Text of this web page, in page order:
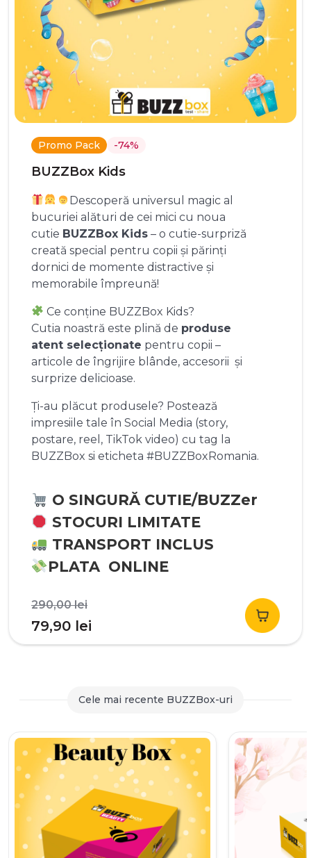
Promo Pack -74%
BUZZBox Kids
Descoperă universul magic al
bucuriei alături de cei mici cu noua
cutie BUZZBox Kids – o cutie-surpriză
creată special pentru copii și părinți
dornici de momente distractive și
memorabile împreună!
Ce conține BUZZBox Kids?
Cutia noastră este plină de produse
atent selecționate pentru copii –
articole de îngrijire blânde, accesorii și
surprize delicioase.
Ți-au plăcut produsele? Postează
impresiile tale în Social Media (story,
postare, reel, TikTok video) cu tag la
BUZZBox si eticheta #BUZZBoxRomania.
O SINGURĂ CUTIE/BUZZer
STOCURI LIMITATE
TRANSPORT INCLUS
PLATA ONLINE
290,00leiPrețul
inițial
a
290,00 lei.
79,90 lei
curent
79,90 lei.
Cele mai recente BUZZBox-uri